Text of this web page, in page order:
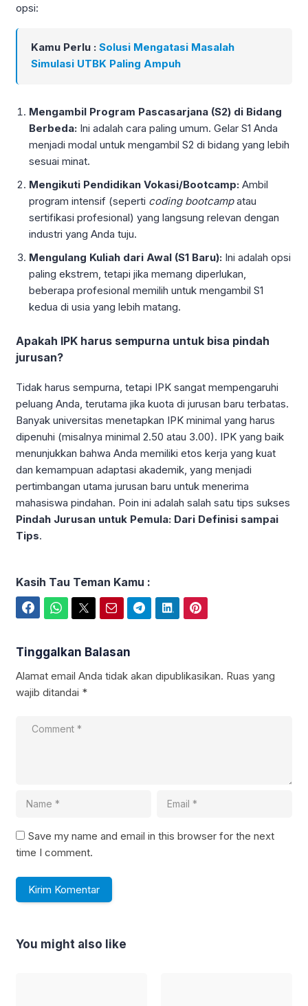
opsi:
Kamu Perlu : Solusi Mengatasi Masalah
Simulasi UTBK Paling Ampuh
Mengambil Program Pascasarjana (S2) di Bidang
Berbeda: Ini adalah cara paling umum. Gelar S1 Anda
menjadi modal untuk mengambil S2 di bidang yang lebih
sesuai minat.
Mengikuti Pendidikan Vokasi/Bootcamp: Ambil
program intensif (seperti coding bootcampatau
sertifikasi profesional) yang langsung relevan dengan
industri yang Anda tuju.
Mengulang Kuliah dari Awal (S1 Baru): Ini adalah opsi
paling ekstrem, tetapi jika memang diperlukan,
beberapa profesional memilih untuk mengambil S1
kedua di usia yang lebih matang.
Apakah IPK harus sempurna untuk bisa pindah
jurusan?
Tidak harus sempurna, tetapi IPK sangat mempengaruhi
peluang Anda, terutama jika kuota di jurusan baru terbatas.
Banyak universitas menetapkan IPK minimal yang harus
dipenuhi (misalnya minimal 2.50 atau 3.00). IPK yang baik
menunjukkan bahwa Anda memiliki etos kerja yang kuat
dan kemampuan adaptasi akademik, yang menjadi
pertimbangan utama jurusan baru untuk menerima
mahasiswa pindahan. Poin ini adalah salah satu tips sukses
Pindah Jurusan untuk Pemula: Dari Definisi sampai
Tips.
Kasih Tau Teman Kamu :
Tinggalkan Balasan
Alamat email Anda tidak akan dipublikasikan. Ruas yang
wajib ditandai *
Save my name and email in this browser for the next
time I comment.
You might also like